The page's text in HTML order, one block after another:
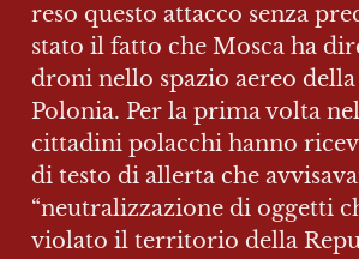
reso questo attacco senza
stato il fatto che Mosca ha
droni nello spazio aereo
Polonia. Per la prima volta
cittadini polacchi hanno
di testo di allerta che
“neutralizzazione di oggetti
violato il territorio della